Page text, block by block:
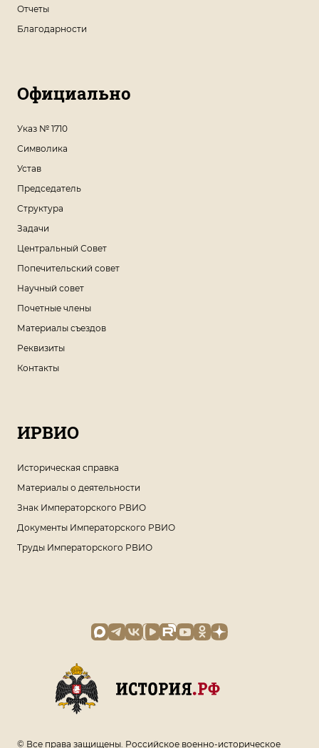
Отчеты
Благодарности
Официально
Указ № 1710
Символика
Устав
Председатель
Структура
Задачи
Центральный Совет
Попечительский совет
Научный совет
Почетные члены
Материалы съездов
Реквизиты
Контакты
ИРВИО
Историческая справка
Материалы о деятельности
Знак Императорского РВИО
Документы Императорского РВИО
Труды Императорского РВИО
© Все права защищены. Российское военно-историческое